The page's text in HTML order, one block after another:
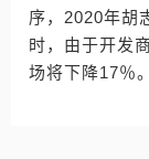
序，2020年胡
时，由于开发
场将下降17％。